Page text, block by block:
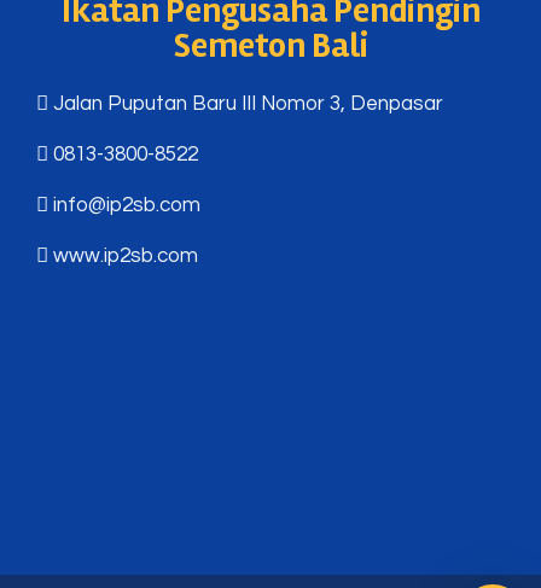
Ikatan Pengusaha Pendingin
Semeton Bali
Jalan Puputan Baru III Nomor 3, Denpasar
0813-3800-8522
info@ip2sb.com
www.ip2sb.com